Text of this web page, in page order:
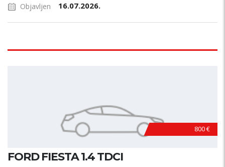
Objavljen 16.07.2026.
800 €
FORD FIESTA 1.4 TDCI